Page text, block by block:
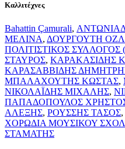
Καλλιτέχνες
Bahattin Çamurali,
ΜΕΛΙΝΑ, ΔΟΥΡΓΟΥΤΗ
ΠΟΛΙΤΙΣΤΙΚΟΣ ΣΥΛΛΟΓΟΣ
ΣΤΑΥΡΟΣ, ΚΑΡΑΚΑΣΙΔΗΣ
ΚΑΡΑΣΑΒΒΙΔΗΣ
ΜΠΑΛΑΧΟΥΤΗΣ ΚΩΣΤΑΣ,
ΝΙΚΟΛΑΪΔΗΣ ΜΙΧΑΛΗΣ,
ΠΑΠΑΔΟΠΟΥΛΟΣ ΧΡΗΣΤΟΣ
ΑΛΕΞΗΣ, ΡΟΥΣΣΗΣ ΤΑΣΟΣ,
ΧΟΡΩΔΙΑ ΜΟΥΣΙΚΟΥ
ΣΤΑΜΑΤΗΣ